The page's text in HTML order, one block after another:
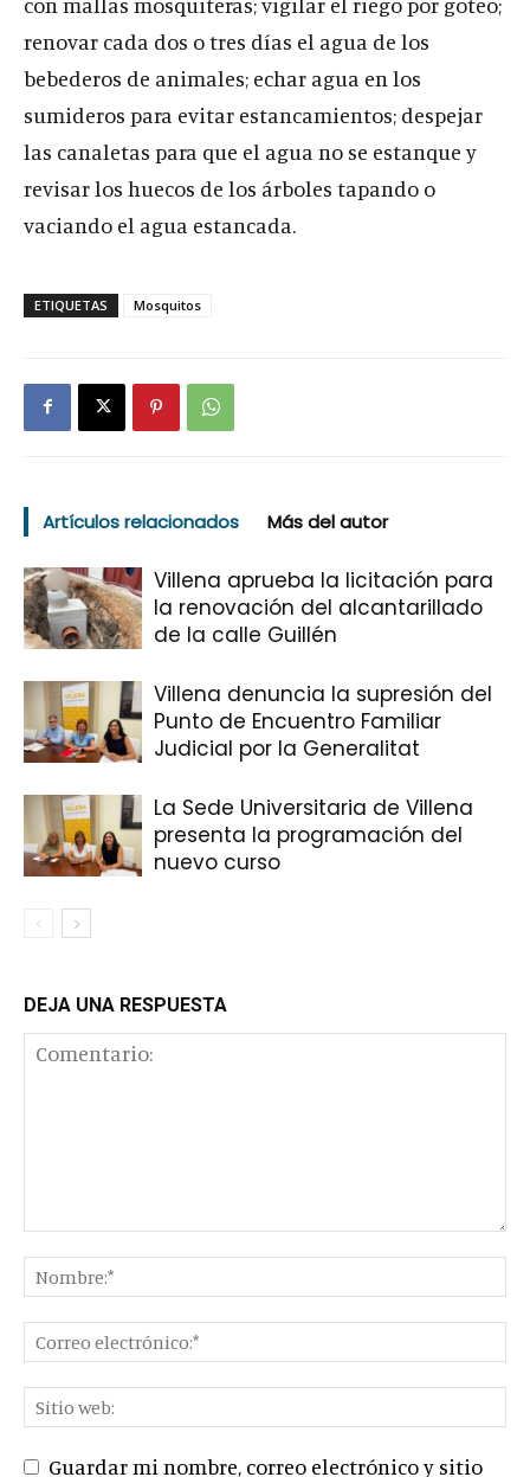
renovar cada dos o tres días el agua de los
bebederos de animales; echar agua en los
sumideros para evitar estancamientos; despejar
las canaletas para que el agua no se estanque y
revisar los huecos de los árboles tapando o
vaciando el agua estancada.
ETIQUETAS Mosquitos
Artículos relacionados Más del autor
Villena aprueba la licitación para
la renovación del alcantarillado
de la calle Guillén
Villena denuncia la supresión del
Punto de Encuentro Familiar
Judicial por la Generalitat
La Sede Universitaria de Villena
presenta la programación del
nuevo curso
DEJA UNA RESPUESTA
Guardar mi nombre, correo electrónico y sitio